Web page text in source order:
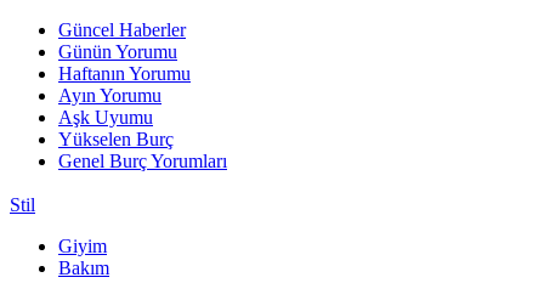
Güncel Haberler
Günün Yorumu
Haftanın Yorumu
Ayın Yorumu
Aşk Uyumu
Yükselen Burç
Genel Burç Yorumları
Stil
Giyim
Bakım